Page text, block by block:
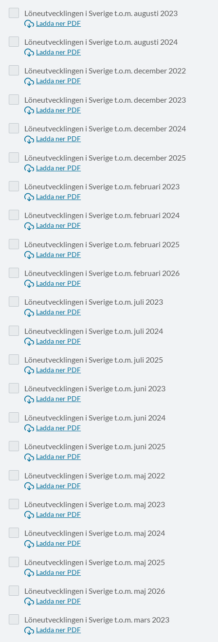
Löneutvecklingen i Sverige t.o.m. augusti 2023
Ladda ner PDF
Löneutvecklingen i Sverige t.o.m. augusti 2024
Ladda ner PDF
Löneutvecklingen i Sverige t.o.m. december 2022
Ladda ner PDF
Löneutvecklingen i Sverige t.o.m. december 2023
Ladda ner PDF
Löneutvecklingen i Sverige t.o.m. december 2024
Ladda ner PDF
Löneutvecklingen i Sverige t.o.m. december 2025
Ladda ner PDF
Löneutvecklingen i Sverige t.o.m. februari 2023
Ladda ner PDF
Löneutvecklingen i Sverige t.o.m. februari 2024
Ladda ner PDF
Löneutvecklingen i Sverige t.o.m. februari 2025
Ladda ner PDF
Löneutvecklingen i Sverige t.o.m. februari 2026
Ladda ner PDF
Löneutvecklingen i Sverige t.o.m. juli 2023
Ladda ner PDF
Löneutvecklingen i Sverige t.o.m. juli 2024
Ladda ner PDF
Löneutvecklingen i Sverige t.o.m. juli 2025
Ladda ner PDF
Löneutvecklingen i Sverige t.o.m. juni 2023
Ladda ner PDF
Löneutvecklingen i Sverige t.o.m. juni 2024
Ladda ner PDF
Löneutvecklingen i Sverige t.o.m. juni 2025
Ladda ner PDF
Löneutvecklingen i Sverige t.o.m. maj 2022
Ladda ner PDF
Löneutvecklingen i Sverige t.o.m. maj 2023
Ladda ner PDF
Löneutvecklingen i Sverige t.o.m. maj 2024
Ladda ner PDF
Löneutvecklingen i Sverige t.o.m. maj 2025
Ladda ner PDF
Löneutvecklingen i Sverige t.o.m. maj 2026
Ladda ner PDF
Löneutvecklingen i Sverige t.o.m. mars 2023
Ladda ner PDF